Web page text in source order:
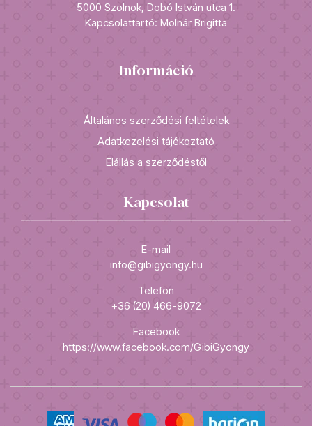
5000 Szolnok, Dobó István utca 1.
Kapcsolattartó: Molnár Brigitta
Információ
Általános szerződési feltételek
Adatkezelési tájékoztató
Elállás a szerződéstől
Kapcsolat
E-mail
info@gibigyongy.hu
Telefon
+36 (20) 466-9072
Facebook
https://www.facebook.com/GibiGyongy